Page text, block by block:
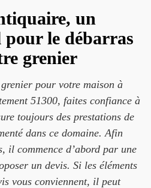
un
pour le débarras
grenier
pour votre maison à
51300, faites confiance à
toujours des prestations de
dans ce domaine. Afin
il commence d’abord par une
un devis. Si les éléments
vous conviennent, il peut